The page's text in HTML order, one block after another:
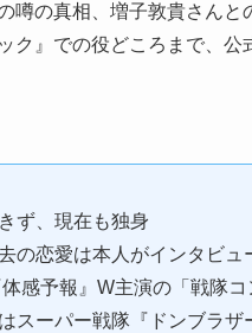
噂の真相、増子敦貴さん
ク』での役どころまで、
ず、現在も独身
の恋愛は本人がインタビ
感予報』W主演の「戦隊
スーパー戦隊『ドンブラザ